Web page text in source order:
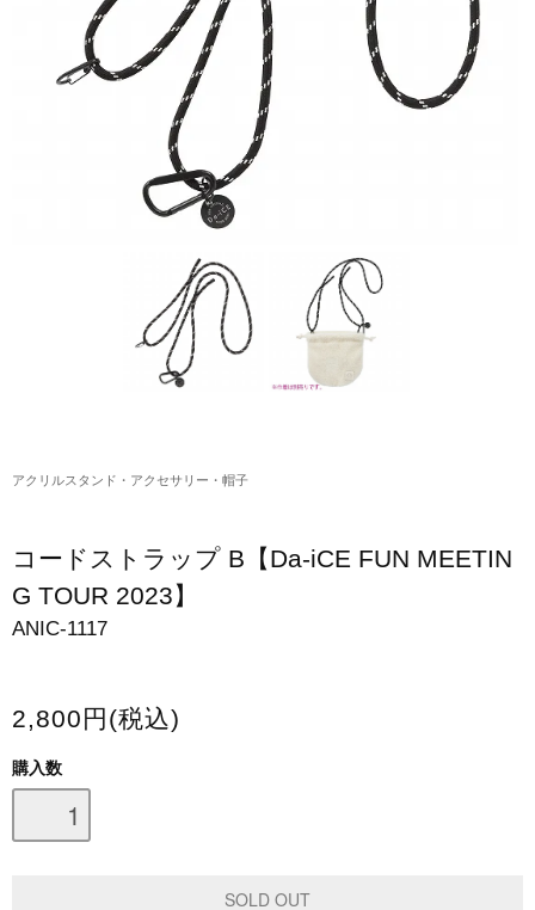
アクリルスタンド・アクセサリー・帽子
缶バッジ・ステッカー
生活雑貨・菓子・ゲーム
工藤大輝グッズ
岩岡徹グッズ
花村想太｜Natural Lag(ナチュラルラグ)グッズ
和田颯｜Wagic Hour Worksグッズ
スマホケース・モバイルバッテリー
会場限定グッズ
アクリルスタンド・アクセサリー・帽子
コードストラップ B【Da-iCE FUN MEETIN
G TOUR 2023】
ANIC-1117
2,800円(税込)
購入数